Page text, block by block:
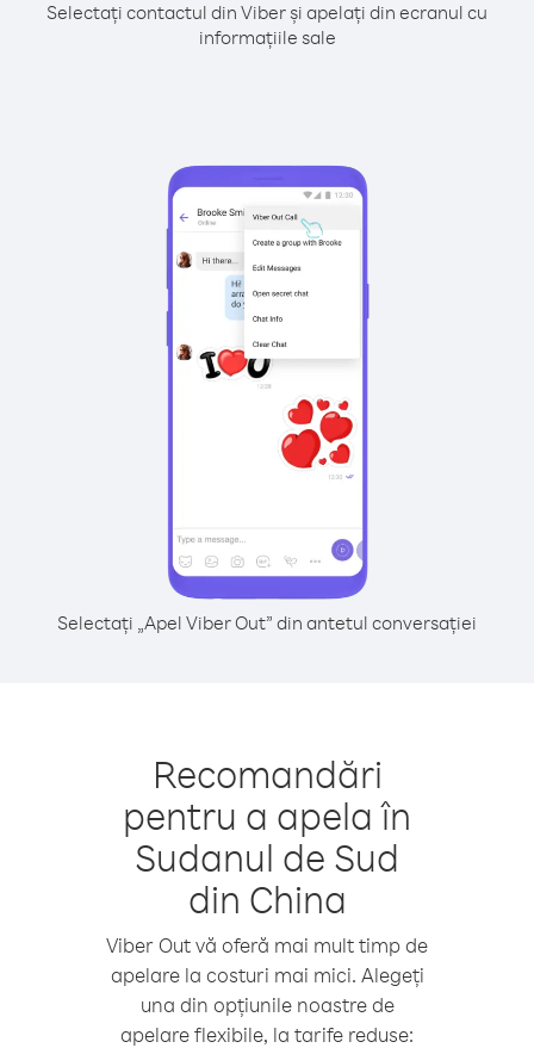
Selectați contactul din Viber și apelați din ecranul cu
informațiile sale
Selectați „Apel Viber Out” din antetul conversației
Recomandări
pentru a apela în
Sudanul de Sud
din China
Viber Out vă oferă mai mult timp de
apelare la costuri mai mici. Alegeți
una din opțiunile noastre de
apelare flexibile, la tarife reduse: